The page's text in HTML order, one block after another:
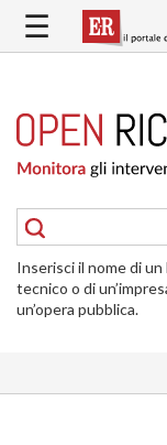
contenuto
RICOSTRUZIONE
PUBBLICA
DELLE
ABITAZIONI
RICOSTRUZIONE
ATTIVITÀ
INTERVENTI
☰
Inserisci il nome di
tecnico o di
un’opera pubblica.